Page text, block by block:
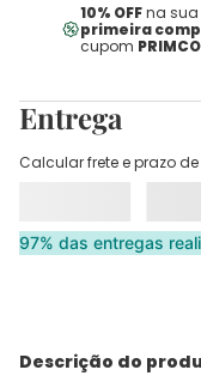
10% OFFna sua
primeira
cupom
Entrega
Calcular frete e prazo
97% das entregas
Descrição do